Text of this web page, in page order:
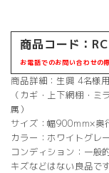
商品コード：
お電話でのお問い合わせの
商品詳細：生興 4名様
（カギ・上下網棚・
属）
サイズ：幅900mm×
カラー：ホワイトグレー
コンディション：一般
キズなどはない良品です